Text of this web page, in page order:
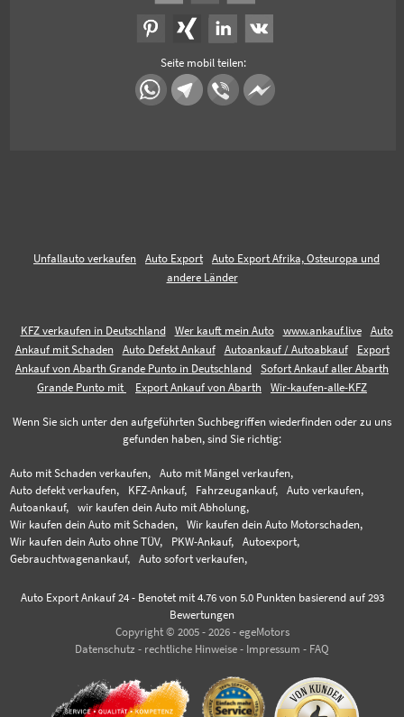
Seite mobil teilen:
Unfallauto verkaufen Auto Export
Auto Export Afrika, Osteuropa und
andere Länder
KFZ verkaufen in Deutschland Wer kauft mein Auto www.ankauf.live
Auto
Ankauf mit Schaden
Auto Defekt Ankauf Autoankauf / Autoabkauf
Export
Ankauf von Abarth Grande Punto in Deutschland
Sofort Ankauf aller Abarth
Grande Punto mit
Export Ankauf von Abarth Wir-kaufen-alle-KFZ
Wenn Sie sich unter den aufgeführten Suchbegriffen wiederfinden oder zu uns
gefunden haben, sind Sie richtig:
Auto mit Schaden verkaufen,
Auto mit Mängel verkaufen,
Auto defekt verkaufen,
KFZ-Ankauf, Fahrzeugankauf,
Auto verkaufen,
Autoankauf,
wir kaufen dein Auto mit Abholung,
Wir kaufen dein Auto mit Schaden,
Wir kaufen dein Auto Motorschaden,
Wir kaufen dein Auto ohne TÜV,
PKW-Ankauf,
Autoexport,
Gebrauchtwagenankauf,
Auto sofort verkaufen,
Auto Export Ankauf 24- Benotet mit 4.76von 5.0 Punkten basierend auf 293
Bewertungen
Copyright © 2005 - 2026 - egeMotors
Datenschutz - rechtliche Hinweise - Impressum - FAQ